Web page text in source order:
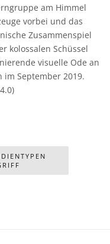
am Himmel
vorbei und das
Zusammenspiel
kolossalen Schüssel
visuelle Ode an
im September 2019.
Namensnennung 4.0